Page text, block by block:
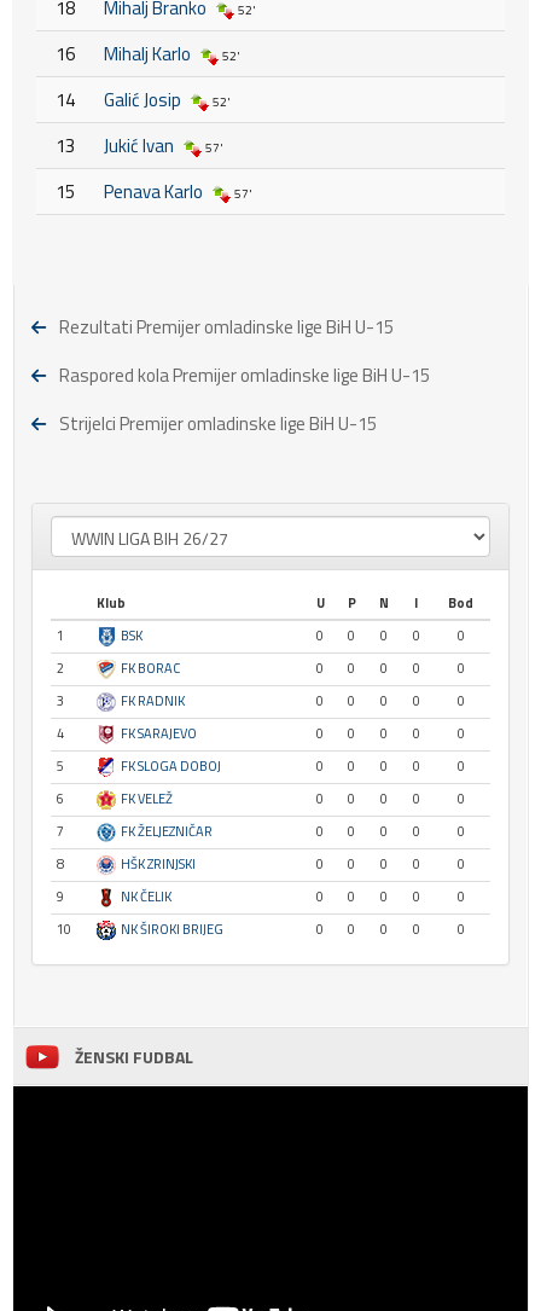
18 Mihalj Branko 52'
16 Mihalj Karlo 52'
14 Galić Josip 52'
13 Jukić Ivan 57'
15 Penava Karlo 57'
Rezultati Premijer omladinske lige BiH U-15
Raspored kola Premijer omladinske lige BiH U-15
Strijelci Premijer omladinske lige BiH U-15
Klub U P N I
Bod
1
BSK 0 0 0 0
0
2
FK BORAC 0 0 0 0
0
3
FK RADNIK 0 0 0 0
0
4
FK SARAJEVO 0 0 0 0
0
5
FK SLOGA DOBOJ 0 0 0 0
0
6
FK VELEŽ 0 0 0 0
0
7
FK ŽELJEZNIČAR 0 0 0 0
0
8
HŠK ZRINJSKI 0 0 0 0
0
9
NK ČELIK 0 0 0 0
0
10
NK ŠIROKI BRIJEG 0 0 0 0 0
ŽENSKI FUDBAL